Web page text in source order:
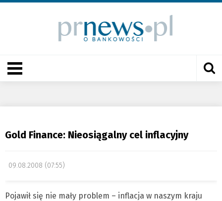
Gold Finance: Nieosiągalny cel inflacyjny
09.08.2008 (07:55)
Pojawił się nie mały problem – inflacja w naszym kraju